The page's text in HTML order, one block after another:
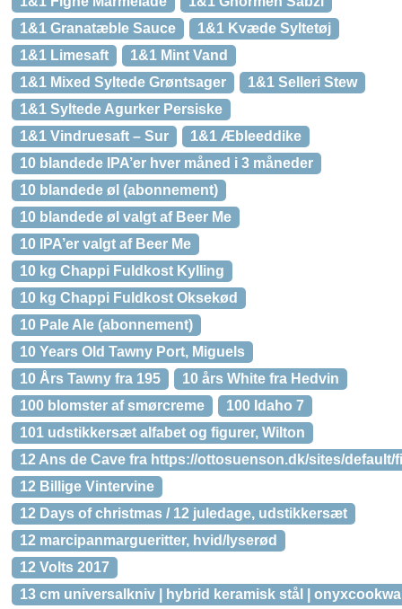
1&1 Granatæble Sauce
1&1 Kvæde Syltetøj
1&1 Limesaft
1&1 Mint Vand
1&1 Mixed Syltede Grøntsager
1&1 Selleri Stew
1&1 Syltede Agurker Persiske
1&1 Vindruesaft – Sur
1&1 Æbleeddike
10 blandede IPA’er hver måned i 3 måneder
10 blandede øl (abonnement)
10 blandede øl valgt af Beer Me
10 IPA’er valgt af Beer Me
10 kg Chappi Fuldkost Kylling
10 kg Chappi Fuldkost Oksekød
10 Pale Ale (abonnement)
10 Years Old Tawny Port, Miguels
10 Års Tawny fra 195
10 års White fra Hedvin
100 blomster af smørcreme
100 Idaho 7
101 udstikkersæt alfabet og figurer, Wilton
12 Ans de Cave fra https://ottosuenson.dk/sites/default/
12 Billige Vintervine
12 Days of christmas / 12 juledage, udstikkersæt
12 marcipanmargueritter, hvid/lyserød
12 Volts 2017
13 cm universalkniv | hybrid keramisk stål |